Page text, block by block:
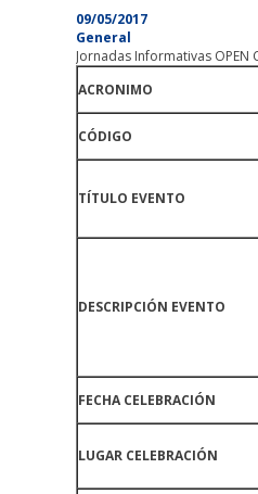
09/05/2017
General
Jornadas Informativas OPEN
ACRONIMO
CÓDIGO
TÍTULO EVENTO
DESCRIPCIÓN EVENTO
FECHA CELEBRACIÓN
LUGAR CELEBRACIÓN